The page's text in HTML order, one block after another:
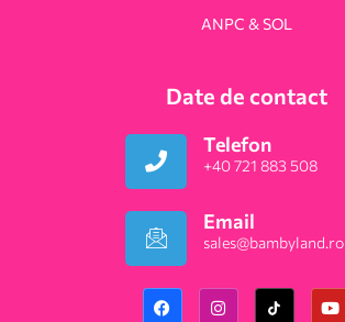
ANPC & SOL
Date de contact
Telefon
+40 721 883 508
Email
sales@bambyland.ro​